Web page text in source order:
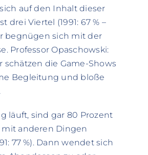
auf den Inhalt dieser
drei Viertel (1991: 67 % –
begnügen sich mit der
Professor Opaschowski:
schätzen die Game-Shows
Begleitung und bloße
läuft, sind gar 80 Prozent
anderen Dingen
77 %). Dann wendet sich